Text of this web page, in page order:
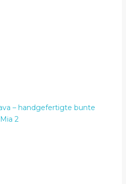
– handgefertigte bunte
2